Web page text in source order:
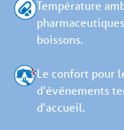
Température
boissons.
Le confort pour
d'événements
d'accueil.